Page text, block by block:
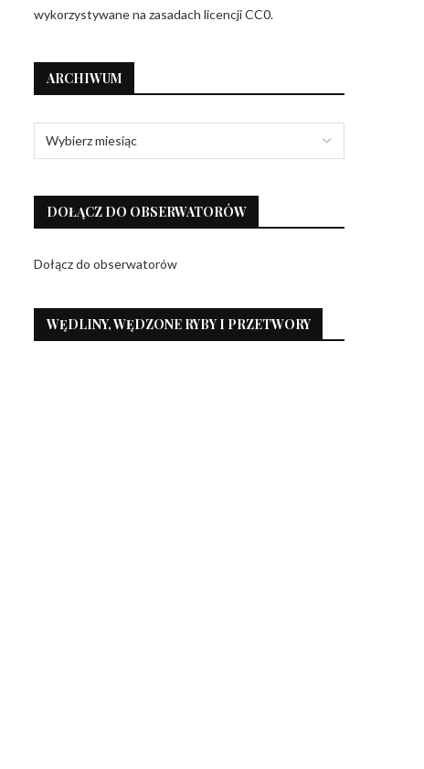
wykorzystywane na zasadach licencji CC0.
ARCHIWUM
DOŁĄCZ DO OBSERWATORÓW
Dołącz do obserwatorów
WĘDLINY, WĘDZONE RYBY I PRZETWORY